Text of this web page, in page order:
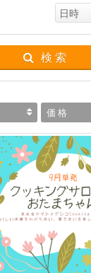
日時
検 索
価 格